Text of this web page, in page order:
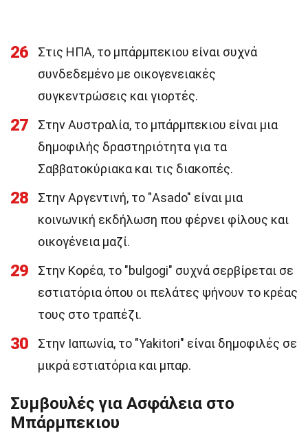
26
Στις ΗΠΑ, το μπάρμπεκιου είναι συχνά
συνδεδεμένο με οικογενειακές
συγκεντρώσεις και γιορτές.
27
Στην Αυστραλία, το μπάρμπεκιου είναι μια
δημοφιλής δραστηριότητα για τα
Σαββατοκύριακα και τις διακοπές.
28
Στην Αργεντινή, το "Asado" είναι μια
κοινωνική εκδήλωση που φέρνει φίλους και
οικογένεια μαζί.
29
Στην Κορέα, το "bulgogi" συχνά σερβίρεται σε
εστιατόρια όπου οι πελάτες ψήνουν το κρέας
τους στο τραπέζι.
30
Στην Ιαπωνία, το "Yakitori" είναι δημοφιλές σε
μικρά εστιατόρια και μπαρ.
Συμβουλές για Ασφάλεια στο
Μπάρμπεκιου